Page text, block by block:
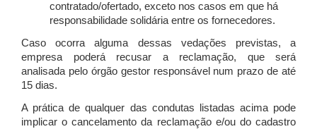
contratado/ofertado, exceto nos casos em que há
responsabilidade solidária entre os fornecedores.
Caso ocorra alguma dessas vedações previstas, a
empresa poderá recusar a reclamação, que será
analisada pelo órgão gestor responsável num prazo de até
15 dias.
A prática de qualquer das condutas listadas acima pode
implicar o cancelamento da reclamação e/ou do cadastro